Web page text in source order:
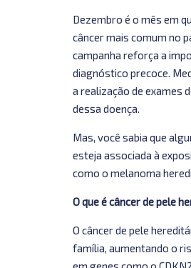
a
dos
e
Dezembro é o mês em
câncer mais comum no
campanha reforça a
diagnóstico precoce.
a realização de exames
dessa doença.
Mas, você sabia que
esteja associada à
como o melanoma
O que é câncer de pele
O câncer de pele
família, aumentando o